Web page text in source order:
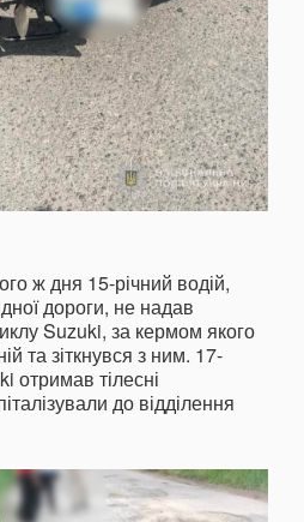
ж дня 15-річний водій,
дороги, не надав
Suzuki, за кермом якого
та зіткнувся з ним. 17-
отримав тілесні
до відділення